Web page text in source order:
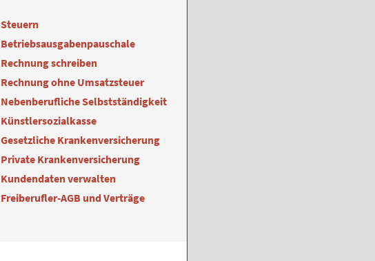
Steuern
Betriebsausgabenpauschale
Rechnung schreiben
Rechnung ohne Umsatzsteuer
Nebenberufliche Selbstständigkeit
Künstlersozialkasse
Gesetzliche Krankenversicherung
Private Krankenversicherung
Kundendaten verwalten
Freiberufler-AGB und Verträge